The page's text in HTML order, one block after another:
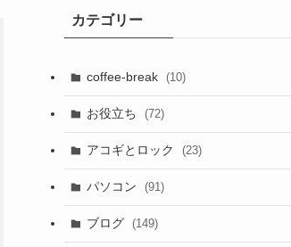
カテゴリー
coffee-break (10)
(1)
お役立ち (72)
(12)
(5)
(5)
(6)
(6)
アコギとロック (23)
(10)
パソコン (91)
(22)
ブログ (149)